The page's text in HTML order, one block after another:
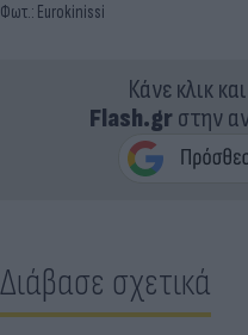
Φωτ.: Eurokinissi
Κάνε κλικ
Flash.grστην
Διάβασε σχετικά